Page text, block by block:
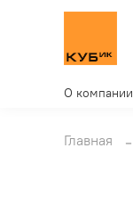
О компании
Главная